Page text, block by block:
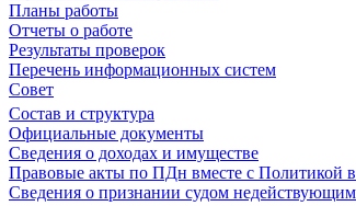
Планы работы
Отчеты о работе
Результаты проверок
Перечень информационных систем
Совет
Состав и структура
Официальные документы
Сведения о доходах и имуществе
Правовые акты по ПДн вместе с Политикой
Сведения о признании судом